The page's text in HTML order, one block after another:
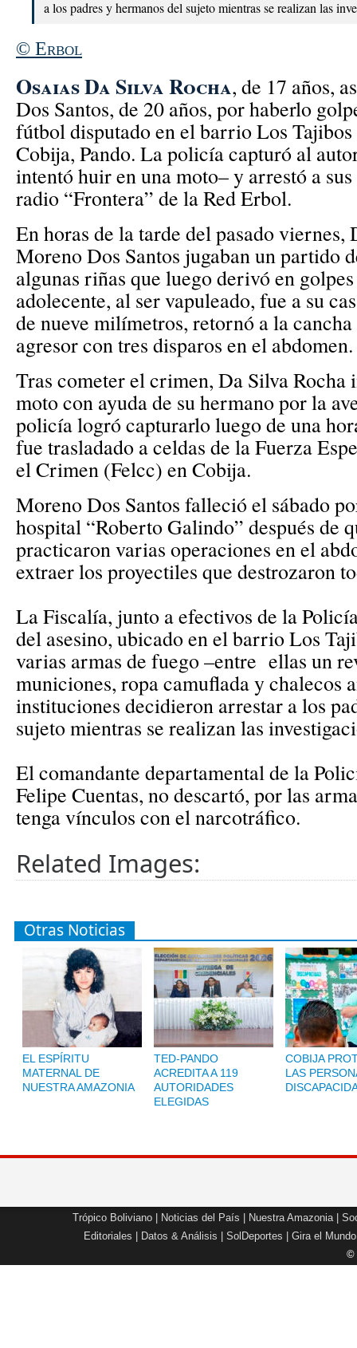
a los padres y hermanos del sujeto mientras se realizan las
© Erbol
Osaias Da Silva Rocha, de 17 años,
Dos Santos, de 20 años, por haberlo
fútbol disputado en el barrio Los
Cobija, Pando. La policía capturó al
intentó huir en una moto– y arrestó a
radio “Frontera” de la Red Erbol.
En horas de la tarde del pasado viernes,
Moreno Dos Santos jugaban un partido
algunas riñas que luego derivó en
adolecente, al ser vapuleado, fue a su
de nueve milímetros, retornó a la
agresor con tres disparos en el
Tras cometer el crimen, Da Silva Rocha
moto con ayuda de su hermano por la
policía logró capturarlo luego de una
fue trasladado a celdas de la Fuerza
el Crimen (Felcc) en Cobija.
Moreno Dos Santos falleció el sábado
hospital “Roberto Galindo” después de
practicaron varias operaciones en el
extraer los proyectiles que destrozaron
La Fiscalía, junto a efectivos de la
del asesino, ubicado en el barrio Los
varias armas de fuego –entre ellas un
municiones, ropa camuflada y chalecos
instituciones decidieron arrestar a los
sujeto mientras se realizan las
El comandante departamental de la
Felipe Cuentas, no descartó, por las
tenga vínculos con el narcotráfico.
Related Images:
Otras Noticias
EL ESPÍRITU
MATERNAL DE
NUESTRA AMAZONIA
TED-PANDO
ACREDITA A 119
AUTORIDADES
ELEGIDAS
COBIJA
LAS
Trópico Boliviano Noticias del País Nuestra Amazonia|
Editoriales
Datos & Análisis SolDeportes Gira el Mundo
©